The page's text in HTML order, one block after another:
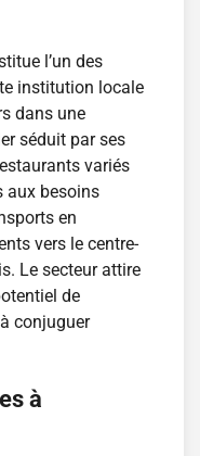
l’un des
institution locale
dans une
séduit par ses
variés
aux besoins
en
vers le centre-
Le secteur attire
de
conjuguer
à